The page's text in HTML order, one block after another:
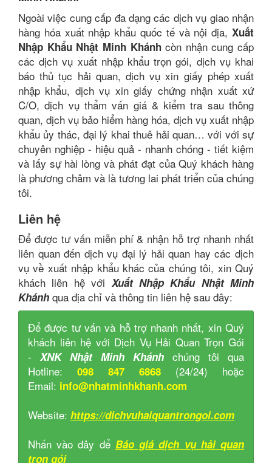
Ngoài việc cung cấp đa dạng các dịch vụ giao nhận
hàng hóa xuất nhập khẩu quốc tế và nội địa, Xuất
Nhập Khẩu Nhật Minh Khánhcòn nhận cung cấp
các dịch vụ xuất nhập khẩu trọn gói, dịch vụ khai
báo thủ tục hải quan, dịch vụ xin giấy phép xuất
nhập khẩu, dịch vụ xin giấy chứng nhận xuất xứ
C/O, dịch vụ thẩm vấn giá & kiểm tra sau thông
quan, dịch vụ bảo hiểm hàng hóa, dịch vụ xuất nhập
khẩu ủy thác, đại lý khai thuê hải quan… với với sự
chuyên nghiệp - hiệu quả - nhanh chóng - tiết kiệm
và lấy sự hài lòng và phát đạt của Quý khách hàng
là phương châm và là tương lai phát triển của chúng
tôi.
Liên hệ
Để được tư vấn miễn phí & nhận hỗ trợ nhanh nhất
liên quan đến dịch vụ đại lý hải quan hay các dịch
vụ về xuất nhập khẩu khác của chúng tôi, xin Quý
khách liên hệ với Xuất Nhập Khẩu Nhật Minh
Khánh qua địa chỉ và thông tin liên hệ sau đây:
Để được tư vấn và hỗ trợ nhanh nhất, xin Quý
khách liên hệ với Dịch Vụ Hải Quan Trọn Gói
- XNK Nhật Minh Khánh chúng tôi qua
Hotline: 098 847 6868 (24/24) hoặc
Email: info@nhatminhkhanh.com
Website: https://dichvuhaiquantrongoi.com
Nhấn vào đây để Báo giá dịch vụ hải quan
trọn gói